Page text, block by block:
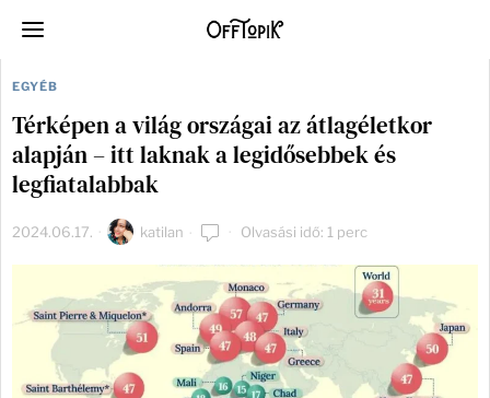
EGYÉB
Térképen a világ országai az átlagéletkor
alapján – itt laknak a legidősebbek és
legfiatalabbak
2024.06.17. katilan Olvasási idő: 1 perc